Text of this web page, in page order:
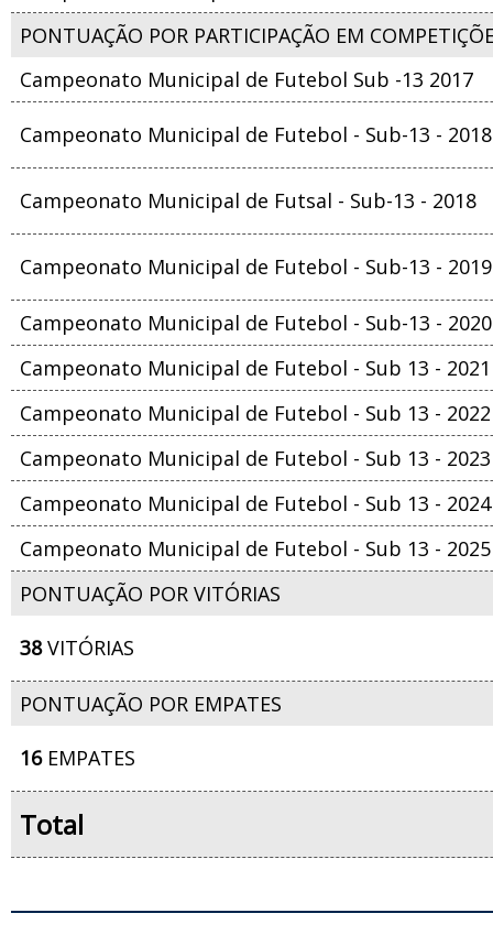
PONTUAÇÃO POR PARTICIPAÇÃO EM
Campeonato Municipal de Futebol Sub -13 2017
Campeonato Municipal de Futebol - Sub-13 - 2018
Campeonato Municipal de Futsal - Sub-13 - 2018
Campeonato Municipal de Futebol - Sub-13 - 2019
Campeonato Municipal de Futebol - Sub-13 - 2020
Campeonato Municipal de Futebol - Sub 13 - 2021
Campeonato Municipal de Futebol - Sub 13 - 2022
Campeonato Municipal de Futebol - Sub 13 - 2023
Campeonato Municipal de Futebol - Sub 13 - 2024
Campeonato Municipal de Futebol - Sub 13 - 2025
PONTUAÇÃO POR VITÓRIAS
38VITÓRIAS
PONTUAÇÃO POR EMPATES
16EMPATES
Total